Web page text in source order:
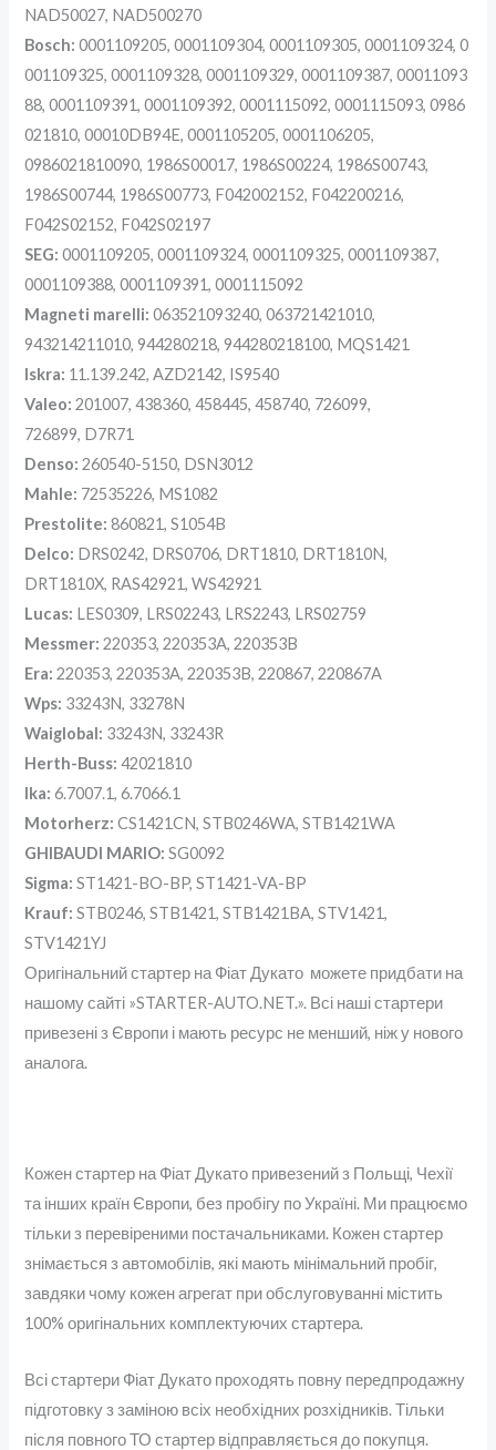
NAD50027, NAD500270
Bosch: 0001109205, 0001109304, 0001109305, 0001109324, 0
001109325, 0001109328, 0001109329, 0001109387, 00011093
88, 0001109391, 0001109392, 0001115092, 0001115093, 0986
021810, 00010DB94E, 0001105205, 0001106205,
0986021810090, 1986S00017, 1986S00224, 1986S00743,
1986S00744, 1986S00773, F042002152, F042200216,
F042S02152, F042S02197
SEG: 0001109205, 0001109324, 0001109325, 0001109387,
0001109388, 0001109391, 0001115092
Magneti marelli: 063521093240, 063721421010,
943214211010, 944280218, 944280218100, MQS1421
Iskra: 11.139.242, AZD2142, IS9540
Valeo: 201007, 438360, 458445, 458740, 726099,
726899, D7R71
Denso: 260540-5150, DSN3012
Mahle: 72535226, MS1082
Prestolite: 860821, S1054B
Delco: DRS0242, DRS0706, DRT1810, DRT1810N,
DRT1810X, RAS42921, WS42921
Lucas: LES0309, LRS02243, LRS2243, LRS02759
Messmer: 220353, 220353A, 220353B
Era: 220353, 220353A, 220353B, 220867, 220867A
Wps: 33243N, 33278N
Waiglobal: 33243N, 33243R
Herth-Buss: 42021810
Ika: 6.7007.1, 6.7066.1
Motorherz: CS1421CN, STB0246WA, STB1421WA
GHIBAUDI MARIO: SG0092
Sigma: ST1421-BO-BP, ST1421-VA-BP
Krauf: STB0246, STB1421, STB1421BA, STV1421,
STV1421YJ
Оригінальний стартер на Фіат Дукато можете придбати на
нашому сайті »STARTER-AUTO.NET.». Всі наші стартери
привезені з Європи і мають ресурс не менший, ніж у нового
аналога.
Кожен стартер на Фіат Дукато привезений з Польщі, Чехії
та інших країн Європи, без пробігу по Україні. Ми працюємо
тільки з перевіреними постачальниками. Кожен стартер
знімається з автомобілів, які мають мінімальний пробіг,
завдяки чому кожен агрегат при обслуговуванні містить
100% оригінальних комплектуючих стартера.
Всі стартери Фіат Дукато проходять повну передпродажну
підготовку з заміною всіх необхідних розхідників. Тільки
після повного ТО стартер відправляється до покупця.